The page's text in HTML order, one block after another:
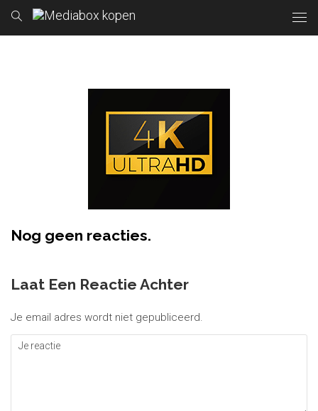
Nog geen reacties.
Laat Een Reactie Achter
Je email adres wordt niet gepubliceerd.